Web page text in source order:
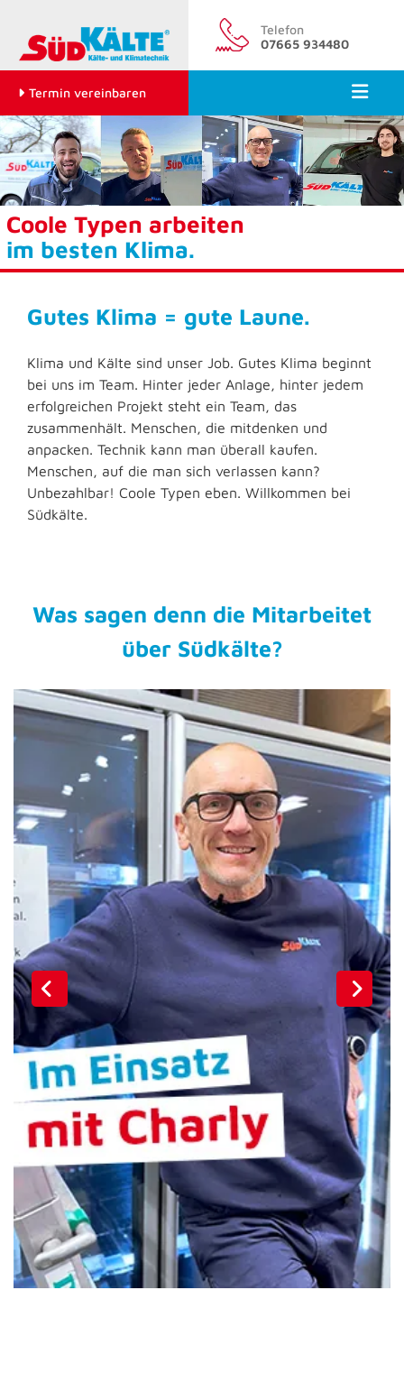
Telefon
07665 934480
Termin vereinbaren
Coole Typen arbeiten
im besten Klima.
Gutes Klima = gute Laune.
Klima und Kälte sind unser Job. Gutes Klima beginnt
bei uns im Team. Hinter jeder Anlage, hinter jedem
erfolgreichen Projekt steht ein Team, das
zusammenhält. Menschen, die mitdenken und
anpacken. Technik kann man überall kaufen.
Menschen, auf die man sich verlassen kann?
Unbezahlbar! Coole Typen eben. Willkommen bei
Südkälte.
Was sagen denn die Mitarbeitet
über Südkälte?